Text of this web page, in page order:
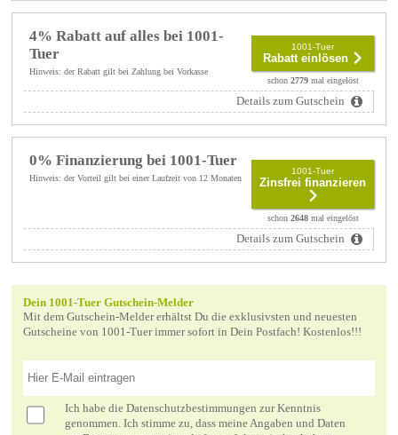
4% Rabatt auf alles bei 1001-
Tuer
Hinweis: der Rabatt gilt bei Zahlung bei Vorkasse
1001-Tuer
Rabatt einlösen
schon 2779mal eingelöst
Details zum Gutschein
0% Finanzierung bei 1001-Tuer
Hinweis: der Vorteil gilt bei einer Laufzeit von 12 Monaten
1001-Tuer
Zinsfrei finanzieren
schon 2648mal eingelöst
Details zum Gutschein
Dein 1001-Tuer Gutschein-Melder
Mit dem Gutschein-Melder erhältst Du die exklusivsten und neuesten
Gutscheine von 1001-Tuer immer sofort in Dein Postfach! Kostenlos!!!
Ich habe die Datenschutzbestimmungen zur Kenntnis
genommen. Ich stimme zu, dass meine Angaben und Daten